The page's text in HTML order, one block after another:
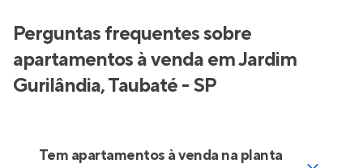
Perguntas frequentes sobre
apartamentos à venda em Jardim
Gurilândia, Taubaté - SP
Tem apartamentos à venda na planta